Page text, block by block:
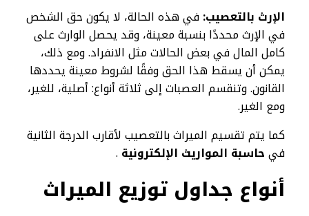
الإرث بالتعصيب:في هذه الحالة، لا يكون حق الشخص
في الإرث محددًا بنسبة معينة، وقد يحصل الوارث على
كامل المال في بعض الحالات مثل الانفراد. ومع ذلك،
يمكن أن يسقط هذا الحق وفقًا لشروط معينة يحددها
القانون. وتنقسم العصبات إلى ثلاثة أنواع: أصلية، للغير،
ومع الغير.
كما يتم تقسيم الميراث بالتعصيب لأقارب الدرجة الثانية
فيحاسبة المواريث الإلكترونية .
أنواع جداول توزيع الميراث